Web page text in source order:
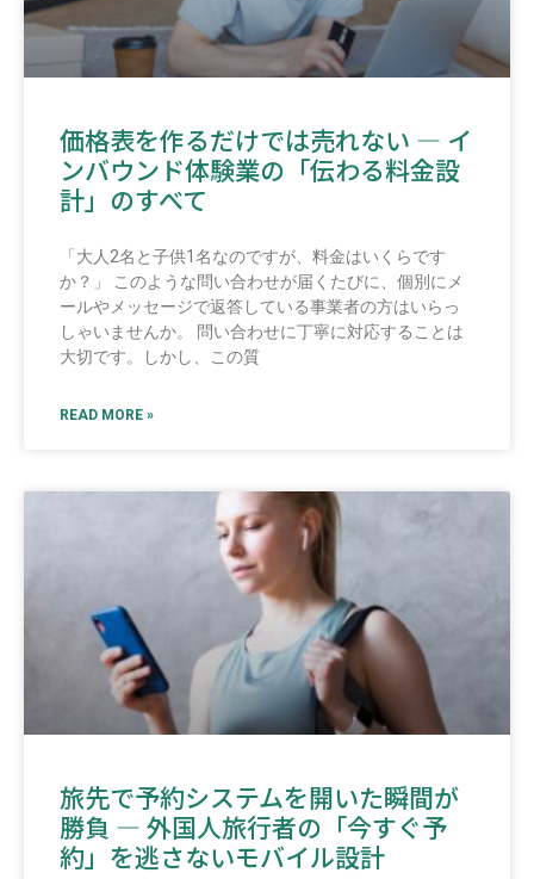
価格表を作るだけでは売れない ― イ
ンバウンド体験業の「伝わる料金設
計」のすべて
「大人2名と子供1名なのですが、料金はいくらです
か？」 このような問い合わせが届くたびに、個別にメ
ールやメッセージで返答している事業者の方はいらっ
しゃいませんか。 問い合わせに丁寧に対応することは
大切です。しかし、この質
READ MORE »
旅先で予約システムを開いた瞬間が
勝負 ― 外国人旅行者の「今すぐ予
約」を逃さないモバイル設計